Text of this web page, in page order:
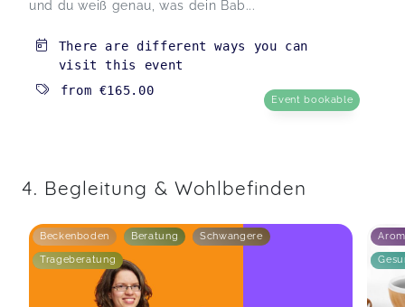
und du weiß genau, was dein Bab...
There are different ways you can
visit this event
from €165.00
Event bookable
4. Begleitung & Wohlbefinden
Beckenboden Beratung Schwangere
Trageberatung